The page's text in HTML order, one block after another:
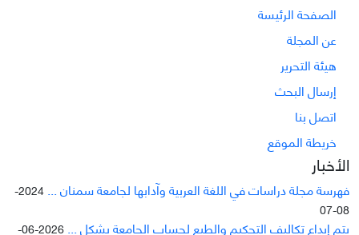
الصفحة الرئيسة
عن المجلة
هيئة التحرير
إرسال البحث
اتصل بنا
خريطة الموقع
الأخبار
فهرسة مجلة دراسات في اللغة العربية وآدابها لجامعة سمنان ...
2024-
08-07
يتم إيداع تکاليف التحکيم والطبع لحساب الجامعة بشکل ...
2026-06-